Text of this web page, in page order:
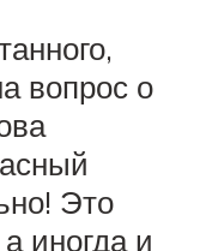
вопрос о
Это
иногда и